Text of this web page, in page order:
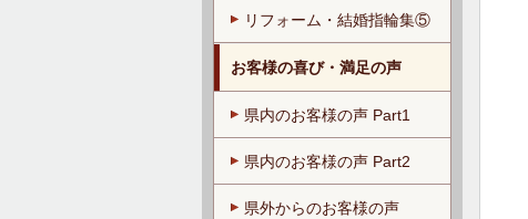
リフォーム・結婚指輪集⑤
お客様の喜び・満足の声
県内のお客様の声 Part1
県内のお客様の声 Part2
県外からのお客様の声